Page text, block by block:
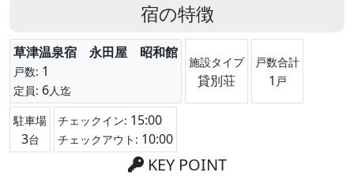
宿の特徴
草津温泉宿 永田屋 昭和館
戸数: 1
定員: 6人迄
施設タイプ
貸別荘
戸数合計
1 戸
駐車場
3台
チェックイン: 15:00
チェックアウト: 10:00
KEY POINT